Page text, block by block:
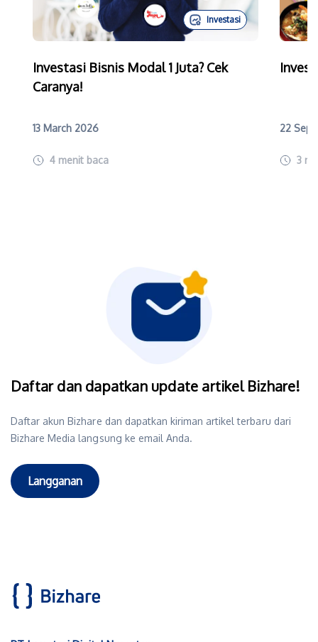
Investasi
Investasi Bisnis Modal 1 Juta? Cek
Caranya!
13 March 2026
4 menit baca
22
3
Daftar dan dapatkan update artikel Bizhare!
Daftar akun Bizhare dan dapatkan kiriman artikel terbaru dari
Bizhare Media langsung ke email Anda.
Langganan